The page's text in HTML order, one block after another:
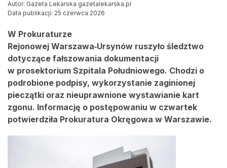
Autor: Gazeta Lekarska gazetalekarska.pl
Data publikacji: 25 czerwca 2026
W Prokuraturze
Rejonowej Warszawa‑Ursynów ruszyło śledztwo
dotyczące fałszowania dokumentacji
w prosektorium Szpitala Południowego. Chodzi o
podrobione podpisy, wykorzystanie zaginionej
pieczątki oraz nieuprawnione wystawianie kart
zgonu. Informację o postępowaniu w czwartek
potwierdziła Prokuratura Okręgowa w Warszawie.